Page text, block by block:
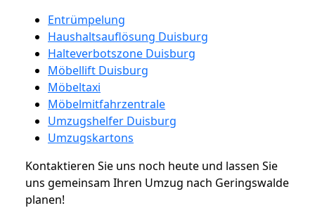
Entrümpelung
Haushaltsauflösung Duisburg
Halteverbotszone Duisburg
Möbellift Duisburg
Möbeltaxi
Möbelmitfahrzentrale
Umzugshelfer Duisburg
Umzugskartons
Kontaktieren Sie uns noch heute und lassen Sie
uns gemeinsam Ihren Umzug nach Geringswalde
planen!